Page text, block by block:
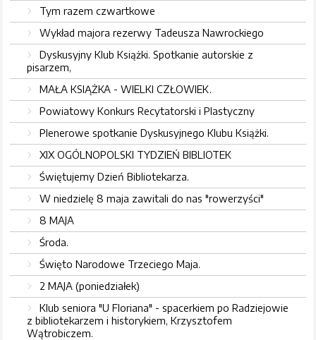
Tym razem czwartkowe
Wykład majora rezerwy Tadeusza Nawrockiego
Dyskusyjny Klub Książki. Spotkanie autorskie z
pisarzem,
MAŁA KSIĄŻKA - WIELKI CZŁOWIEK.
Powiatowy Konkurs Recytatorski i Plastyczny
Plenerowe spotkanie Dyskusyjnego Klubu Książki.
XIX OGÓLNOPOLSKI TYDZIEŃ BIBLIOTEK
Świętujemy Dzień Bibliotekarza.
W niedzielę 8 maja zawitali do nas "rowerzyści"
8 MAJA
Środa.
Święto Narodowe Trzeciego Maja.
2 MAJA (poniedziałek)
Klub seniora "U Floriana" - spacerkiem po Radziejowie
z bibliotekarzem i historykiem, Krzysztofem
Wątrobiczem.